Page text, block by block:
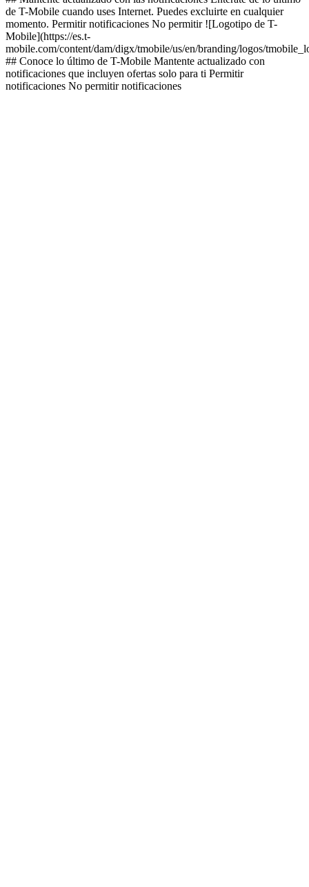
de T-Mobile cuando uses Internet. Puedes excluirte en cualquier
momento. Permitir notificaciones No permitir ![Logotipo de T-
Mobile](https://es.t-
mobile.com/content/dam/digx/tmobile/us/en/branding/logos/
## Conoce lo último de T-Mobile Mantente actualizado con
notificaciones que incluyen ofertas solo para ti Permitir
notificaciones No permitir notificaciones